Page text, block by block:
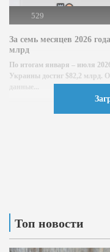
Топ новости
529
За семь месяцев 2026
млрд
По итогам января – июля
Украины достиг $82,2 млрд.
данные...